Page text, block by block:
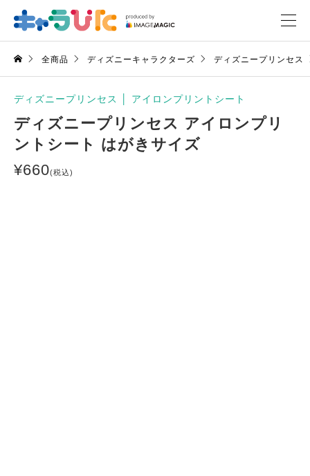
全商品 ディズニーキャラクターズ ディズニープリンセス
ディズニープリンセス アイロンプリントシート
ディズニープリンセス アイロンプリ
ントシート はがきサイズ
¥660(税込)